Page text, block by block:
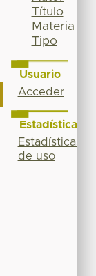
Título
Materia
Tipo
Usuario
Acceder
Estadísticas
Estadísticas
de uso